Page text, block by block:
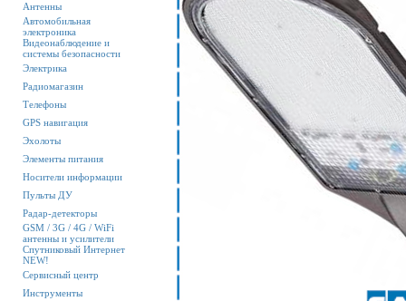
Антенны
Автомобильная
электроника
Видеонаблюдение и
системы безопасности
Электрика
Радиомагазин
Телефоны
GPS навигация
Эхолоты
Элементы питания
Носители информации
Пульты ДУ
Радар-детекторы
GSM / 3G / 4G / WiFi
антенны и усилители
Спутниковый Интернет
NEW!
Сервисный центр
Инструменты